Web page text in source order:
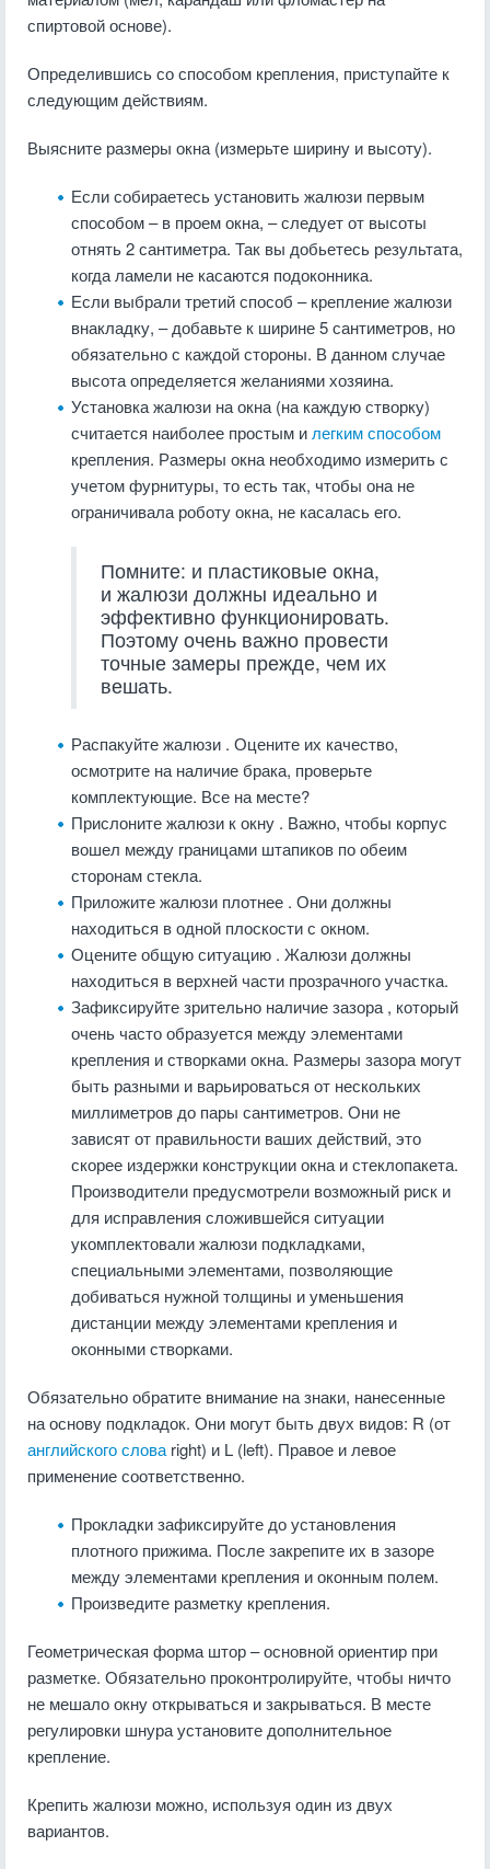
спиртовой основе).
Определившись со способом крепления, приступайте к
следующим действиям.
Выясните размеры окна (измерьте ширину и высоту).
Если собираетесь установить жалюзи первым
способом – в проем окна, – следует от высоты
отнять 2 сантиметра. Так вы добьетесь результата,
когда ламели не касаются подоконника.
Если выбрали третий способ – крепление жалюзи
внакладку, – добавьте к ширине 5 сантиметров, но
обязательно с каждой стороны. В данном случае
высота определяется желаниями хозяина.
Установка жалюзи на окна (на каждую створку)
считается наиболее простым и легким способом
крепления. Размеры окна необходимо измерить с
учетом фурнитуры, то есть так, чтобы она не
ограничивала роботу окна, не касалась его.
Помните: и пластиковые окна,
и жалюзи должны идеально и
эффективно функционировать.
Поэтому очень важно провести
точные замеры прежде, чем их
вешать.
Распакуйте жалюзи . Оцените их качество,
осмотрите на наличие брака, проверьте
комплектующие. Все на месте?
Прислоните жалюзи к окну . Важно, чтобы корпус
вошел между границами штапиков по обеим
сторонам стекла.
Приложите жалюзи плотнее . Они должны
находиться в одной плоскости с окном.
Оцените общую ситуацию . Жалюзи должны
находиться в верхней части прозрачного участка.
Зафиксируйте зрительно наличие зазора , который
очень часто образуется между элементами
крепления и створками окна. Размеры зазора могут
быть разными и варьироваться от нескольких
миллиметров до пары сантиметров. Они не
зависят от правильности ваших действий, это
скорее издержки конструкции окна и стеклопакета.
Производители предусмотрели возможный риск и
для исправления сложившейся ситуации
укомплектовали жалюзи подкладками,
специальными элементами, позволяющие
добиваться нужной толщины и уменьшения
дистанции между элементами крепления и
оконными створками.
Обязательно обратите внимание на знаки, нанесенные
на основу подкладок. Они могут быть двух видов: R (от
английского слова right) и L (left). Правое и левое
применение соответственно.
Прокладки зафиксируйте до установления
плотного прижима. После закрепите их в зазоре
между элементами крепления и оконным полем.
Произведите разметку крепления.
Геометрическая форма штор – основной ориентир при
разметке. Обязательно проконтролируйте, чтобы ничто
не мешало окну открываться и закрываться. В месте
регулировки шнура установите дополнительное
крепление.
Крепить жалюзи можно, используя один из двух
вариантов.